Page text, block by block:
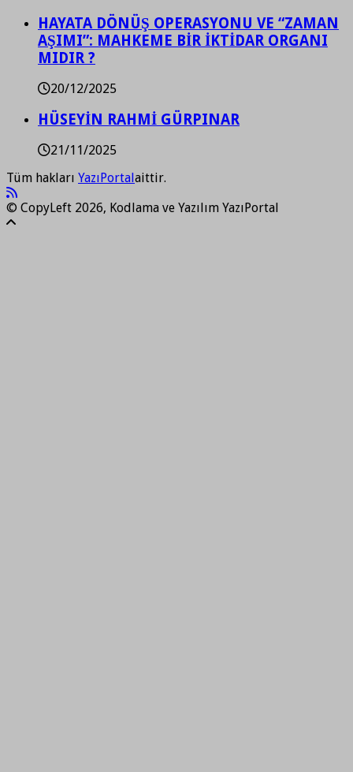
HAYATA DÖNÜŞ OPERASYONU VE “ZAMAN
AŞIMI”: MAHKEME BİR İKTİDAR ORGANI
MIDIR ?
20/12/2025
HÜSEYİN RAHMİ GÜRPINAR
21/11/2025
Tüm hakları YazıPortal aittir.
© CopyLeft 2026, Kodlama ve Yazılım YazıPortal